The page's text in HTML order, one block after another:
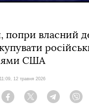
попри власний
США
Дата:
11:09, 12 травня 2026
Facebook Twitter Telegram